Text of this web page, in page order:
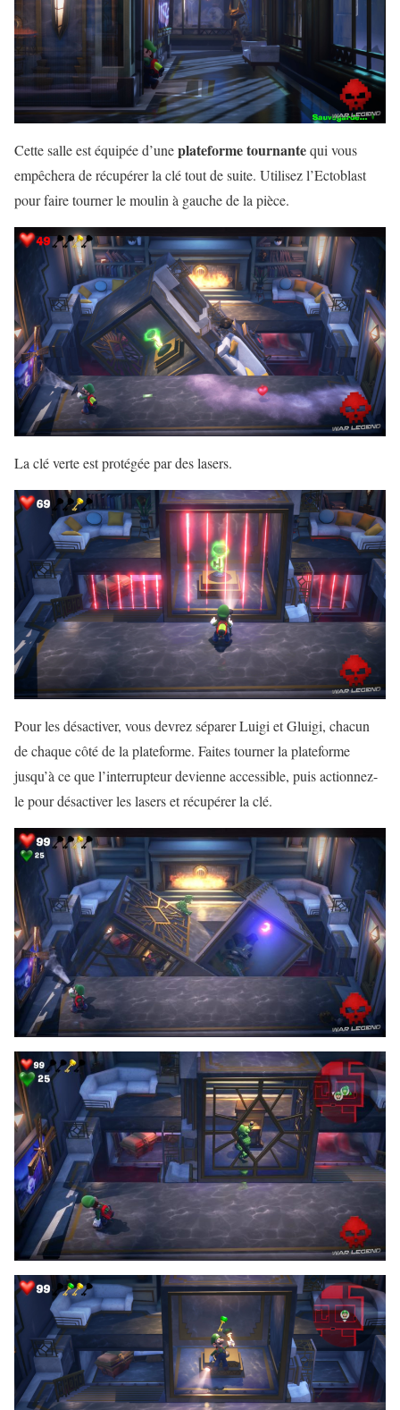
Cette salle est équipée d’uneplateforme tournantequi vous
empêchera de récupérer la clé tout de suite. Utilisez l’Ectoblast
pour faire tourner le moulin à gauche de la pièce.
La clé verte est protégée par des lasers.
Pour les désactiver, vous devrez séparer Luigi et Gluigi, chacun
de chaque côté de la plateforme. Faites tourner la plateforme
jusqu’à ce que l’interrupteur devienne accessible, puis actionnez-
le pour désactiver les lasers et récupérer la clé.